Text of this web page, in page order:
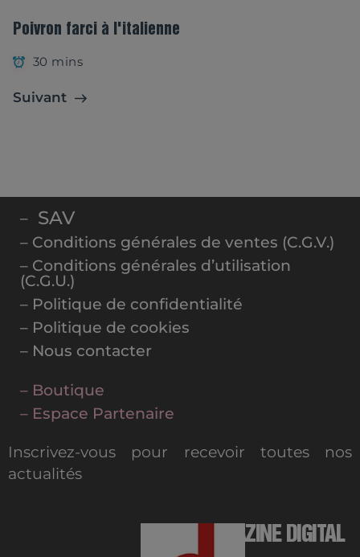
Poivron farci à l'italienne
30 mins
Suivant
– SAV
– Conditions générales de ventes (C.G.V.)
– Conditions générales d’utilisation
(C.G.U.)
– Politique de confidentialité
– Politique de cookies
– Nous contacter
– Boutique
– Espace Partenaire
Inscrivez-vous pour recevoir toutes nos
actualités
MAGAZINE DIGITAL